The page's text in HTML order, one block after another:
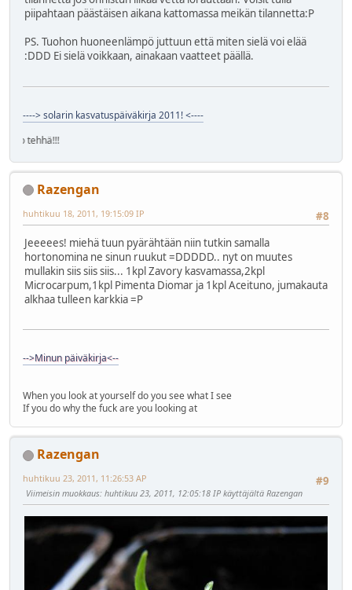
piipahtaan päästäisen aikana kattomassa meikän tilannetta:P
PS. Tuohon huoneenlämpö juttuun että miten sielä voi elää
:DDD Ei sielä voikkaan, ainakaan vaatteet päällä.
----> solarin kasvatuspäiväkirja 2011! <----
Razengan
#8
huhtikuu 18, 2011, 19:15:09 IP
Jeeeees! miehä tuun pyärähtään niin tutkin samalla
hortonomina ne sinun ruukut =DDDDD.. nyt on muutes
mullakin siis siis siis... 1kpl Zavory kasvamassa,2kpl
Microcarpum,1kpl Pimenta Diomar ja 1kpl Aceituno, jumakauta
alkhaa tulleen karkkia =P
-->Minun päiväkirja<--
When you look at yourself do you see what I see
If you do why the fuck are you looking at
Razengan
#9
huhtikuu 23, 2011, 11:26:53 AP
Viimeisin muokkaus: huhtikuu 23, 2011, 12:05:18 IP käyttäjältä Razengan